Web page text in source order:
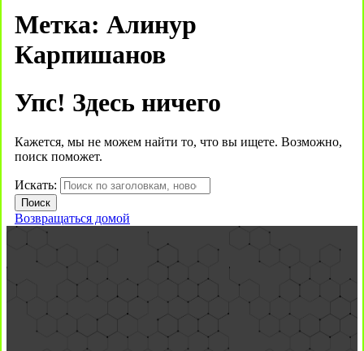
Метка: Алинур
Карпишанов
Упс! Здесь ничего
Кажется, мы не можем найти то, что вы ищете. Возможно,
поиск поможет.
Искать:
Возвращаться домой